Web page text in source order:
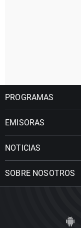
PROGRAMAS
EMISORAS
NOTICIAS
SOBRE NOSOTROS